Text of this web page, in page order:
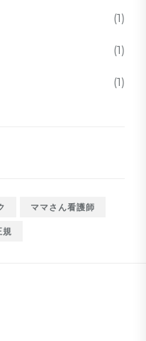
(1)
(1)
(1)
ママさん看護師
規